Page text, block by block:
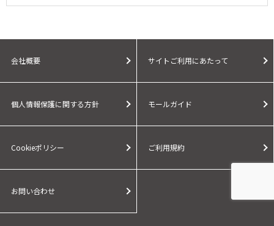
会社概要 サイトご利用にあたって
個人情報保護に関する方針 モールガイド
Cookieポリシー ご利用規約
お問い合わせ